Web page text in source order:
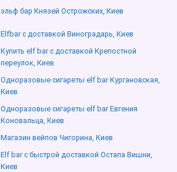
эльф бар Князей Острожских, Киев
Elfbar с доставкой Виноградарь, Киев
Купить elf bar с доставкой Крепостной
переулок, Киев
Одноразовые сигареты elf bar Кургановская,
Киев
Одноразовые сигареты elf bar Евгения
Коновальца, Киев
Магазин вейпов Чигорина, Киев
Elf bar с быстрой доставкой Остапа Вишни,
Киев